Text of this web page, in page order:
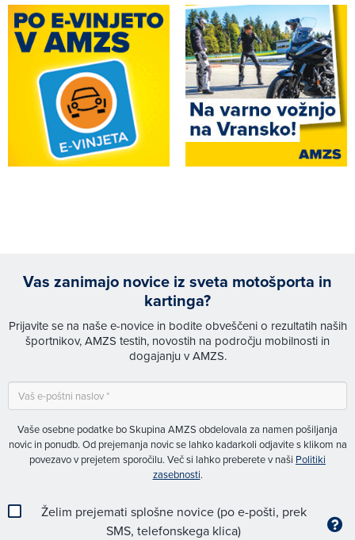
Vas zanimajo novice iz sveta motošporta in
kartinga?
Prijavite se na naše e-novice in bodite obveščeni o rezultatih naših
športnikov, AMZS testih, novostih na področju mobilnosti in
dogajanju v AMZS.
Vaše osebne podatke bo Skupina AMZS obdelovala za namen pošiljanja
novic in ponudb. Od prejemanja novic se lahko kadarkoli odjavite s klikom na
povezavo v prejetem sporočilu. Več si lahko preberete v naši Politiki
zasebnosti.
Želim prejemati splošne novice (po e-pošti, prek
SMS, telefonskega klica)